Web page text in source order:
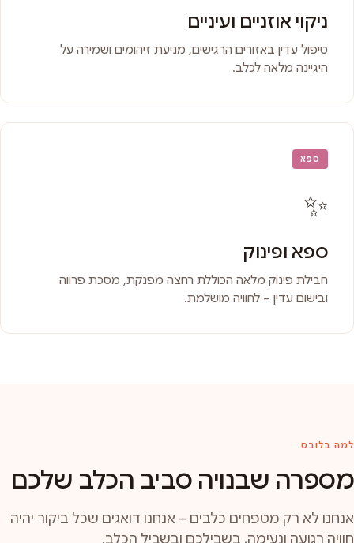
ניקוי אוזניים ועיניים
טיפול עדין באזורים הרגישים, מניעת זיהומים ושמירה על
היגיינה מלאה לכלב.
ספא
✨
ספא ופינוק
חבילת פינוק מלאה הכוללת רחצה מפנקת, מסכת פרווה
ובישום עדין – לחוויה מושלמת.
למה בלובס
מספרה שבנויה סביב הכלב שלכם
אנחנו לא רק מטפחים כלבים – אנחנו דואגים שכל ביקור יהיה
חוויה רגועה ונעימה, בשבילכם ובשביל הכלב.